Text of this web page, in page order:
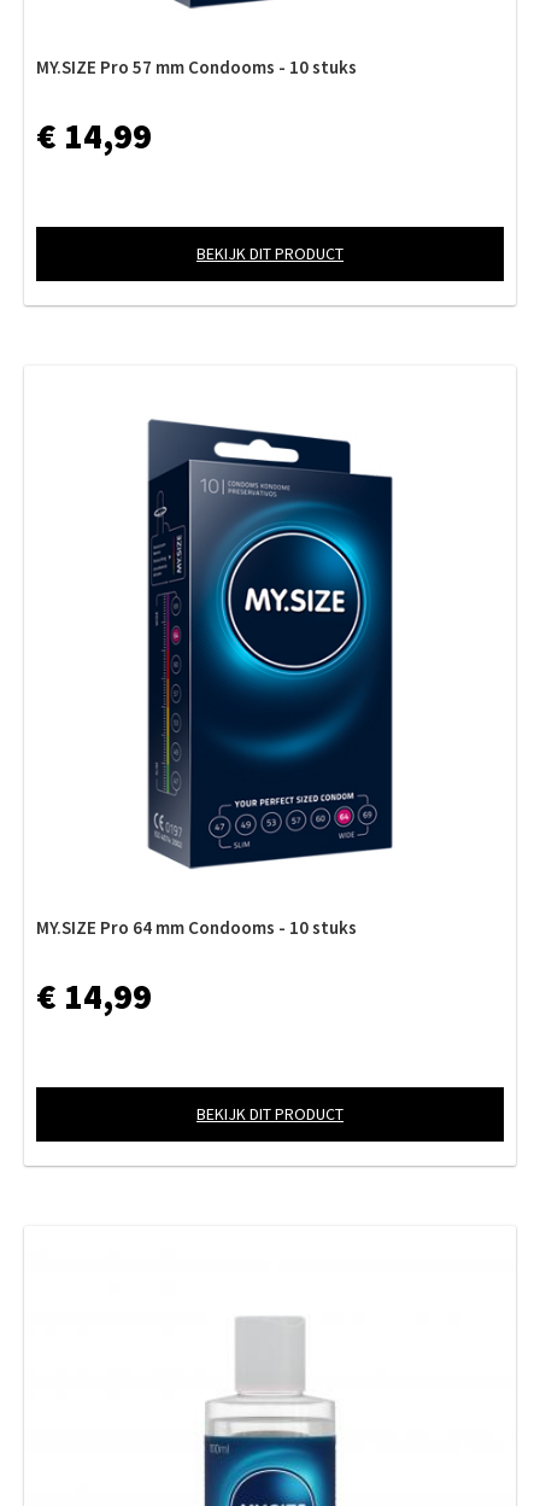
MY.SIZE Pro 57 mm Condooms - 10 stuks
€ 14,99
BEKIJK DIT PRODUCT
MY.SIZE Pro 64 mm Condooms - 10 stuks
€ 14,99
BEKIJK DIT PRODUCT